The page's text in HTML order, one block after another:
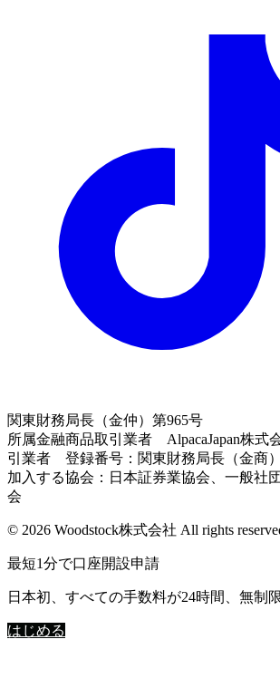
関東財務局長（金仲）第965号
所属金融商品取引業者 AlpacaJapan株
引業者 登録番号：関東財務局長（金商
加入する協会：日本証券業協会、一般社
会
© 2026 Woodstock株式会社 All rights
最短1分で口座開設申請
日本初、すべての手数料が24時間、無制
はじめる